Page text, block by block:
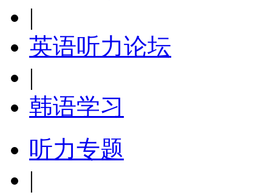
|
英语听力论坛
|
韩语学习
听力专题
|